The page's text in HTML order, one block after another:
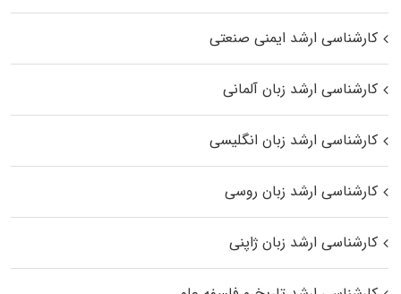
کارشناسی ارشد ایمنی صنعتی
کارشناسی ارشد زبان آلمانی
کارشناسی ارشد زبان انگلیسی
کارشناسی ارشد زبان روسی
کارشناسی ارشد زبان ژاپنی